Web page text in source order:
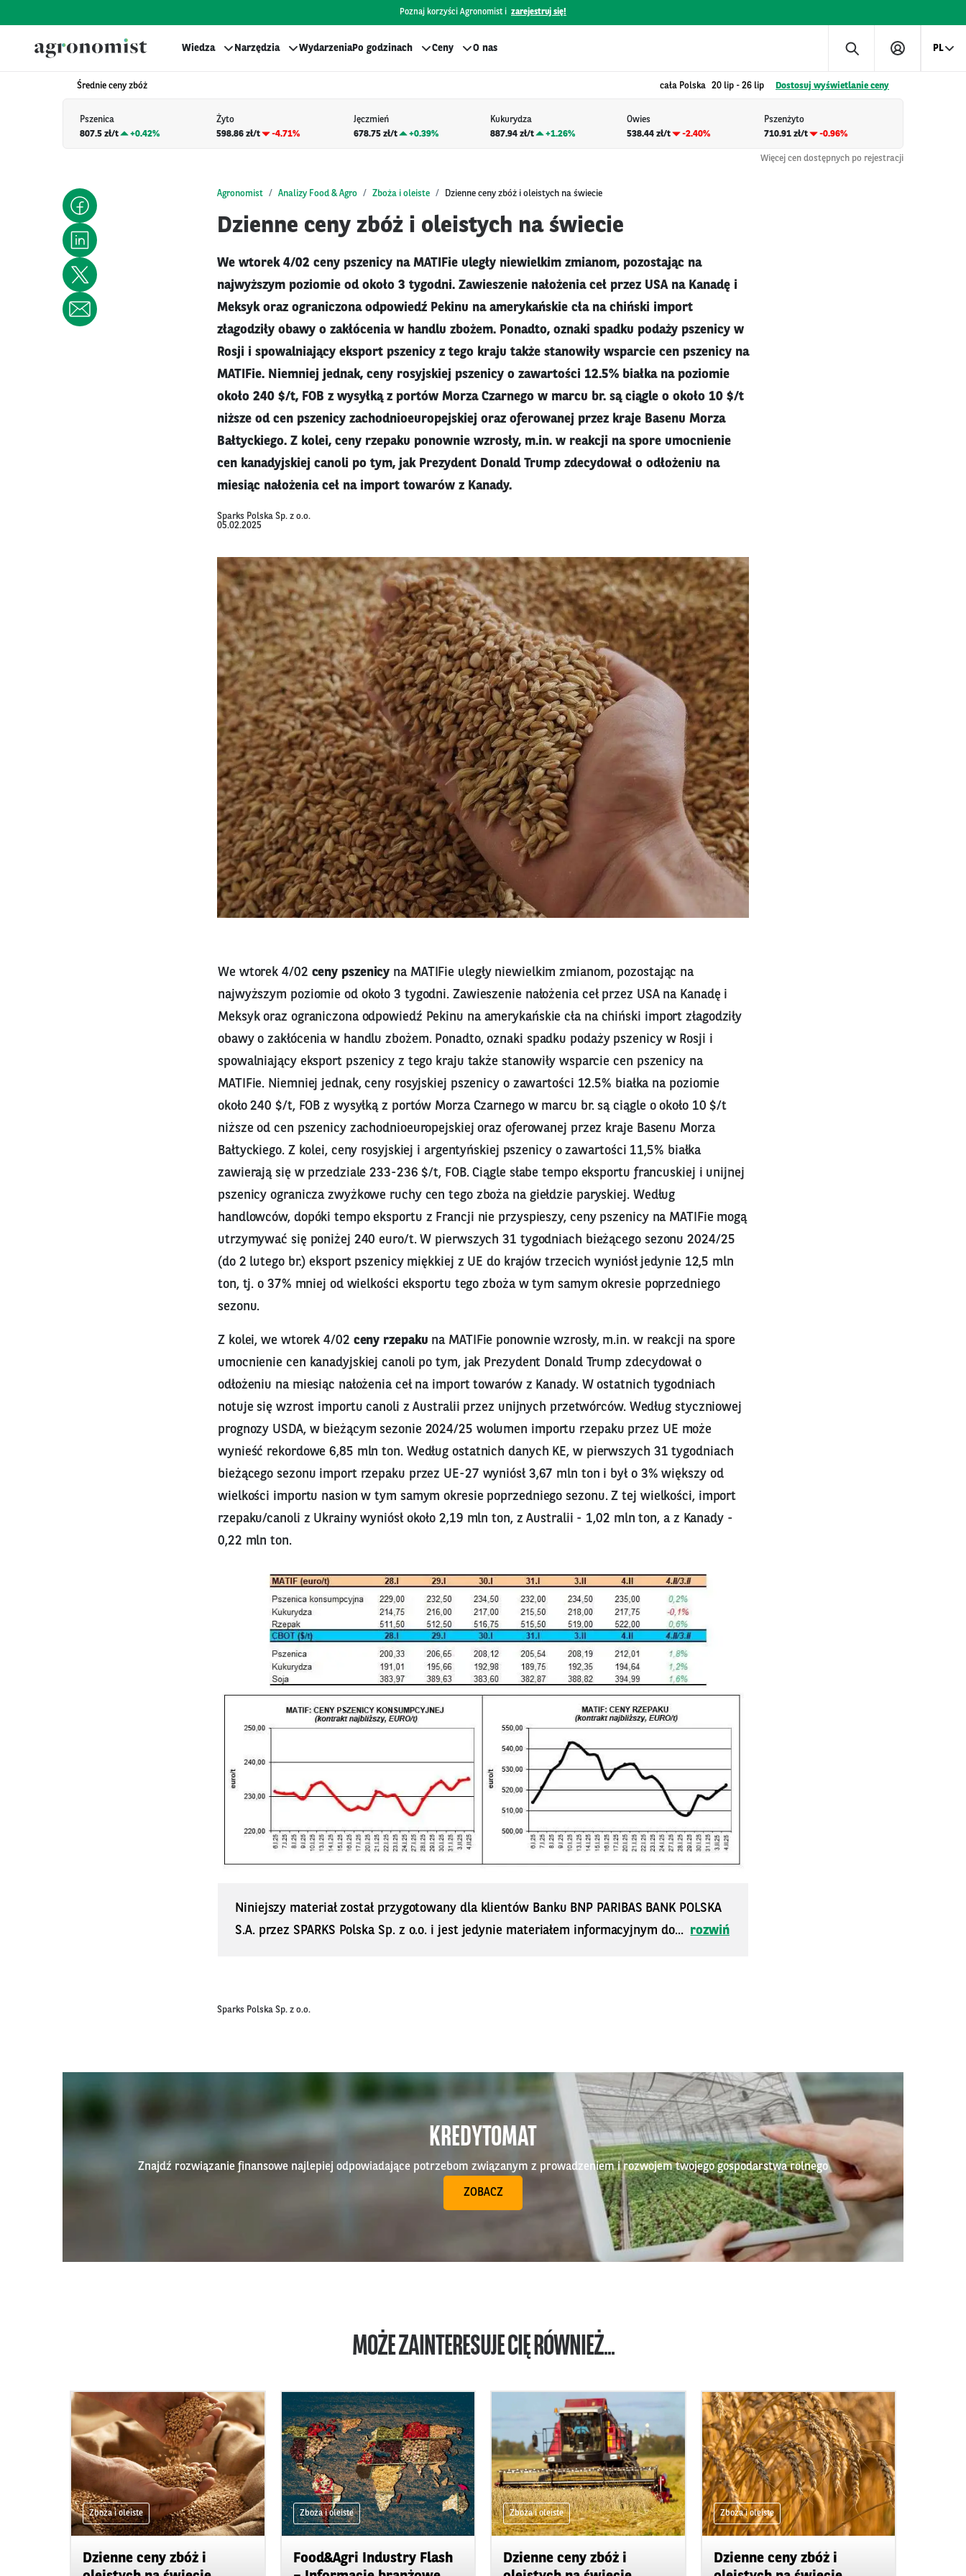
Poznaj korzyści Agronomist i zarejestruj się!
Wiedza Narzędzia WydarzeniaPo godzinach Ceny O nas PL
Średnie ceny zbóż cała Polska 20 lip - 26 lip Dostosuj wyświetlanie ceny
Pszenica
807.5 zł/t
+0.42%
Żyto
598.86 zł/t
-4.71%
Jęczmień
678.75 zł/t
+0.39%
Kukurydza
887.94 zł/t
+1.26%
Owies
538.44 zł/t
-2.40%
Pszenżyto
710.91 zł/t
-0.96%
Więcej cen dostępnych po rejestracji
Agronomist Analizy Food & Agro Zboża i oleiste Dzienne ceny zbóż i oleistych na świecie
Dzienne ceny zbóż i oleistych na świecie
We wtorek 4/02 ceny pszenicy na MATIFie uległy niewielkim zmianom, pozostając na
najwyższym poziomie od około 3 tygodni. Zawieszenie nałożenia ceł przez USA na Kanadę i
Meksyk oraz ograniczona odpowiedź Pekinu na amerykańskie cła na chiński import
złagodziły obawy o zakłócenia w handlu zbożem. Ponadto, oznaki spadku podaży pszenicy w
Rosji i spowalniający eksport pszenicy z tego kraju także stanowiły wsparcie cen pszenicy na
MATIFie. Niemniej jednak, ceny rosyjskiej pszenicy o zawartości 12.5% białka na poziomie
około 240 $/t, FOB z wysyłką z portów Morza Czarnego w marcu br. są ciągle o około 10 $/t
niższe od cen pszenicy zachodnioeuropejskiej oraz oferowanej przez kraje Basenu Morza
Bałtyckiego. Z kolei, ceny rzepaku ponownie wzrosły, m.in. w reakcji na spore umocnienie
cen kanadyjskiej canoli po tym, jak Prezydent Donald Trump zdecydował o odłożeniu na
miesiąc nałożenia ceł na import towarów z Kanady.
Sparks Polska Sp. z o.o.
05.02.2025
We wtorek 4/02 ceny pszenicy na MATIFie uległy niewielkim zmianom, pozostając na
najwyższym poziomie od około 3 tygodni. Zawieszenie nałożenia ceł przez USA na Kanadę i
Meksyk oraz ograniczona odpowiedź Pekinu na amerykańskie cła na chiński import złagodziły
obawy o zakłócenia w handlu zbożem. Ponadto, oznaki spadku podaży pszenicy w Rosji i
spowalniający eksport pszenicy z tego kraju także stanowiły wsparcie cen pszenicy na
MATIFie. Niemniej jednak, ceny rosyjskiej pszenicy o zawartości 12.5% białka na poziomie
około 240 $/t, FOB z wysyłką z portów Morza Czarnego w marcu br. są ciągle o około 10 $/t
niższe od cen pszenicy zachodnioeuropejskiej oraz oferowanej przez kraje Basenu Morza
Bałtyckiego. Z kolei, ceny rosyjskiej i argentyńskiej pszenicy o zawartości 11,5% białka
zawierają się w przedziale 233-236 $/t, FOB. Ciągle słabe tempo eksportu francuskiej i unijnej
pszenicy ogranicza zwyżkowe ruchy cen tego zboża na giełdzie paryskiej. Według
handlowców, dopóki tempo eksportu z Francji nie przyspieszy, ceny pszenicy na MATIFie mogą
utrzymywać się poniżej 240 euro/t. W pierwszych 31 tygodniach bieżącego sezonu 2024/25
(do 2 lutego br.) eksport pszenicy miękkiej z UE do krajów trzecich wyniósł jedynie 12,5 mln
ton, tj. o 37% mniej od wielkości eksportu tego zboża w tym samym okresie poprzedniego
sezonu.
Z kolei, we wtorek 4/02 ceny rzepaku na MATIFie ponownie wzrosły, m.in. w reakcji na spore
umocnienie cen kanadyjskiej canoli po tym, jak Prezydent Donald Trump zdecydował o
odłożeniu na miesiąc nałożenia ceł na import towarów z Kanady. W ostatnich tygodniach
notuje się wzrost importu canoli z Australii przez unijnych przetwórców. Według styczniowej
prognozy USDA, w bieżącym sezonie 2024/25 wolumen importu rzepaku przez UE może
wynieść rekordowe 6,85 mln ton. Według ostatnich danych KE, w pierwszych 31 tygodniach
bieżącego sezonu import rzepaku przez UE-27 wyniósł 3,67 mln ton i był o 3% większy od
wielkości importu nasion w tym samym okresie poprzedniego sezonu. Z tej wielkości, import
rzepaku/canoli z Ukrainy wyniósł około 2,19 mln ton, z Australii - 1,02 mln ton, a z Kanady -
0,22 mln ton.
Niniejszy materiał został przygotowany dla klientów Banku BNP PARIBAS BANK POLSKA
S.A. przez SPARKS Polska Sp. z o.o. i jest jedynie materiałem informacyjnym do... rozwiń
Sparks Polska Sp. z o.o.
KREDYTOMAT
Znajdź rozwiązanie finansowe najlepiej odpowiadające potrzebom związanym z prowadzeniem i rozwojem twojego gospodarstwa rolnego
ZOBACZ
MOŻE ZAINTERESUJE CIĘ RÓWNIEŻ...
Zboża i oleiste
Dzienne ceny zbóż i
Zboża i oleiste
Food&Agri Industry Flash
Zboża i oleiste
Dzienne ceny zbóż i
Zboża i oleiste
Dzienne ceny zbóż i